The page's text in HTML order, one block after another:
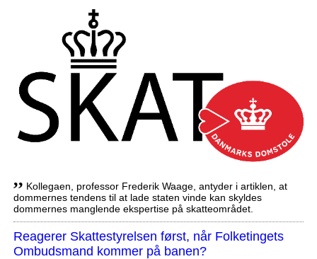
,, Kollegaen, professor Frederik Waage, antyder i artiklen, at
dommernes tendens til at lade staten vinde kan skyldes
dommernes manglende ekspertise på skatteområdet.
Reagerer Skattestyrelsen først, når Folketingets
Ombudsmand kommer på banen?